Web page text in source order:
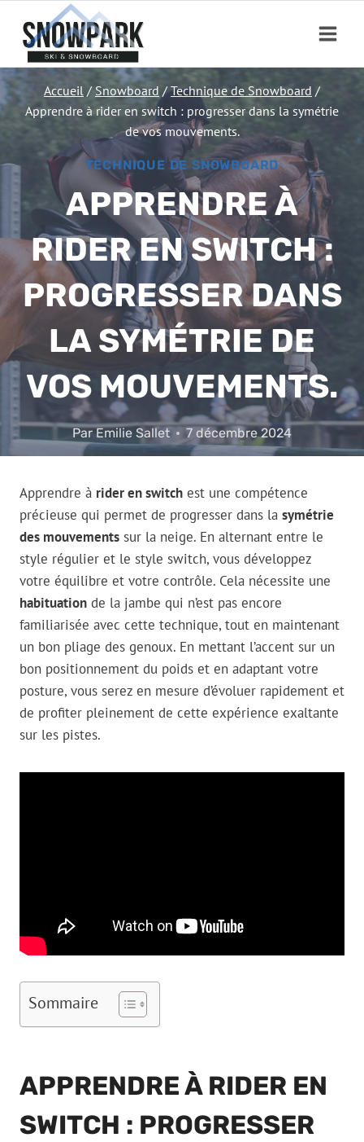
contenu
Accueil / Snowboard / Technique de Snowboard /
Apprendre à rider en switch : progresser dans la symétrie
de vos mouvements.
TECHNIQUE DE SNOWBOARD
APPRENDRE À
RIDER EN SWITCH :
PROGRESSER DANS
LA SYMÉTRIE DE
VOS MOUVEMENTS.
ParEmilie Sallet 7 décembre 2024
Apprendre à rider en switch est une compétence
précieuse qui permet de progresser dans la symétrie
des mouvements sur la neige. En alternant entre le
style régulier et le style switch, vous développez
votre équilibre et votre contrôle. Cela nécessite une
habituation de la jambe qui n’est pas encore
familiarisée avec cette technique, tout en maintenant
un bon pliage des genoux. En mettant l’accent sur un
bon positionnement du poids et en adaptant votre
posture, vous serez en mesure d’évoluer rapidement et
de profiter pleinement de cette expérience exaltante
sur les pistes.
Sommaire
APPRENDRE À RIDER EN
SWITCH : PROGRESSER